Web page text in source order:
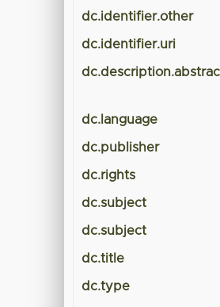
dc.identifier.other
dc.identifier.uri
dc.language
dc.publisher
dc.rights
dc.subject
dc.subject
dc.title
dc.type